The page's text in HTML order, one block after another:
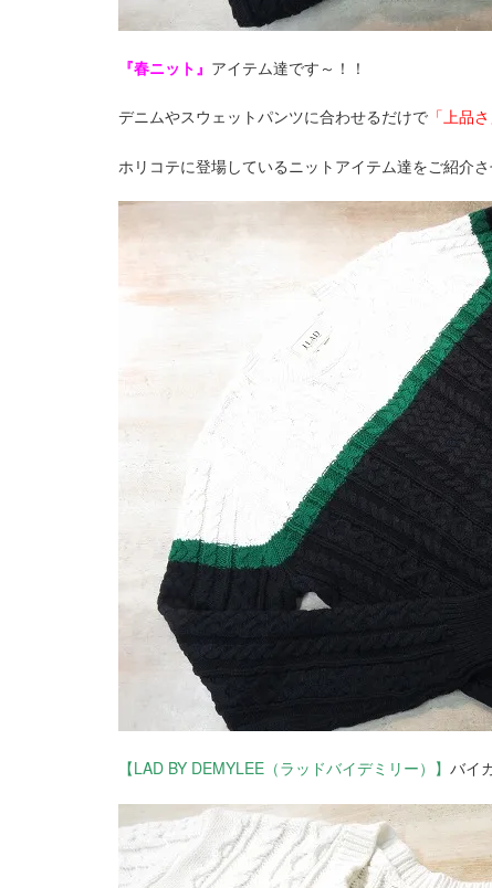
『春ニット』 アイテム達です～！！
デニムやスウェットパンツに合わせるだけで 「上品さ
ホリコテに登場しているニットアイテム達をご紹介
【LAD BY DEMYLEE（ラッドバイデミリー）】 バイ